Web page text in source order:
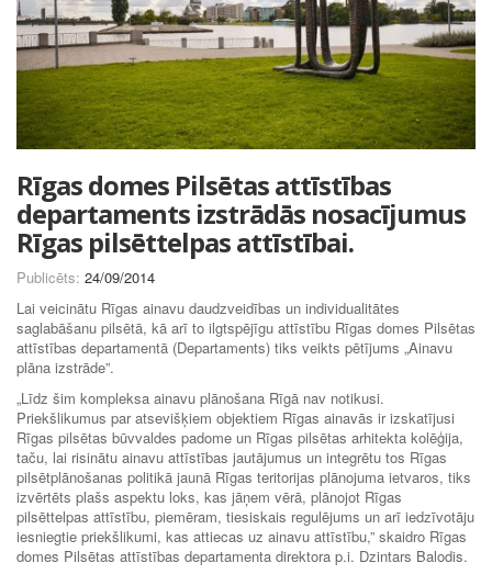
Rīgas domes Pilsētas attīstības
departaments izstrādās nosacījumus
Rīgas pilsēttelpas attīstībai.
Publicēts: 24/09/2014
Lai veicinātu Rīgas ainavu daudzveidības un individualitātes
saglabāšanu pilsētā, kā arī to ilgtspējīgu attīstību Rīgas domes Pilsētas
attīstības departamentā (Departaments) tiks veikts pētījums „Ainavu
plāna izstrāde”.
„Līdz šim kompleksa ainavu plānošana Rīgā nav notikusi.
Priekšlikumus par atsevišķiem objektiem Rīgas ainavās ir izskatījusi
Rīgas pilsētas būvvaldes padome un Rīgas pilsētas arhitekta kolēģija,
taču, lai risinātu ainavu attīstības jautājumus un integrētu tos Rīgas
pilsētplānošanas politikā jaunā Rīgas teritorijas plānojuma ietvaros, tiks
izvērtēts plašs aspektu loks, kas jāņem vērā, plānojot Rīgas
pilsēttelpas attīstību, piemēram, tiesiskais regulējums un arī iedzīvotāju
iesniegtie priekšlikumi, kas attiecas uz ainavu attīstību,” skaidro Rīgas
domes Pilsētas attīstības departamenta direktora p.i. Dzintars Balodis.